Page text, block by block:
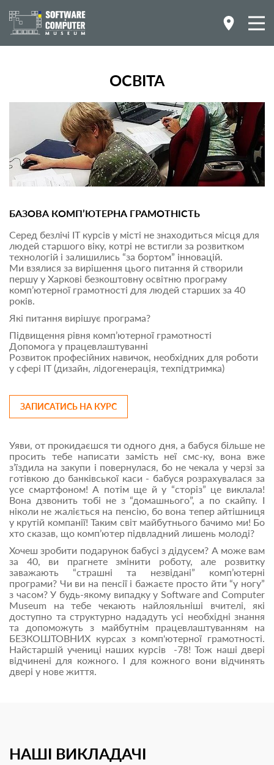
ОСВІТА
БАЗОВА КОМП’ЮТЕРНА ГРАМОТНІСТЬ
Серед безлічі IT курсів у місті не знаходиться місця для
людей старшого віку, котрі не встигли за розвитком
технологій і залишились “за бортом” інновацій.
Ми взялися за вирішення цього питання й створили
першу у Харкові безкоштовну освітню програму
комп’ютерної грамотності для людей старших за 40
років.
Які питання вирішує програма?
Підвищення рівня комп’ютерної грамотності
Допомога у працевлаштуванні
Розвиток професійних навичок, необхідних для роботи
у сфері IT (дизайн, лідогенерація, техпідтримка)
ЗАПИСАТИСЬ НА КУРС
Уяви, от прокидаєшся ти одного дня, а бабуся більше не
просить тебе написати замість неї смс-ку, вона вже
з’їздила на закупи і повернулася, бо не чекала у черзі за
готівкою до банківської каси - бабуся розрахувалася за
усе смартфоном! А потім ще й у “сторіз” це виклала!
Вона дзвонить тобі не з “домашнього”, а по скайпу. І
ніколи не жаліється на пенсію, бо вона тепер айтішниця
у крутій компанії! Таким світ майбутнього бачимо ми! Бо
хто сказав, що комп’ютер підвладний лишень молоді?
Хочеш зробити подарунок бабусі з дідусем? А може вам
за 40, ви прагнете змінити роботу, але розвитку
заважають “страшні та незвідані” комп’ютерні
програми? Чи ви на пенсії і бажаєте просто йти “у ногу”
з часом? У будь-якому випадку у Software and Computer
Museum на тебе чекають найлояльніші вчителі, якi
доступно та структурно нададуть усі необхідні знання
та допоможуть з майбутнім працевлаштуванням на
БЕЗКОШТОВНИХ курсах з комп'ютерної грамотності.
Найстаршій учениці наших курсів -78! Тож наші двері
відчинені для кожного. І для кожного вони відчинять
двері у нове життя.
НАШІ ВИКЛАДАЧІ